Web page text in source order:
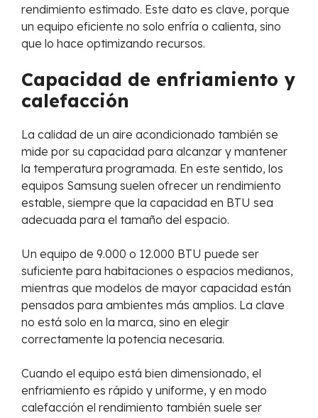
rendimiento estimado. Este dato es clave, porque
un equipo eficiente no solo enfría o calienta, sino
que lo hace optimizando recursos.
Capacidad de enfriamiento y
calefacción
La calidad de un aire acondicionado también se
mide por su capacidad para alcanzar y mantener
la temperatura programada. En este sentido, los
equipos Samsung suelen ofrecer un rendimiento
estable, siempre que la capacidad en BTU sea
adecuada para el tamaño del espacio.
Un equipo de 9.000 o 12.000 BTU puede ser
suficiente para habitaciones o espacios medianos,
mientras que modelos de mayor capacidad están
pensados para ambientes más amplios. La clave
no está solo en la marca, sino en elegir
correctamente la potencia necesaria.
Cuando el equipo está bien dimensionado, el
enfriamiento es rápido y uniforme, y en modo
calefacción el rendimiento también suele ser